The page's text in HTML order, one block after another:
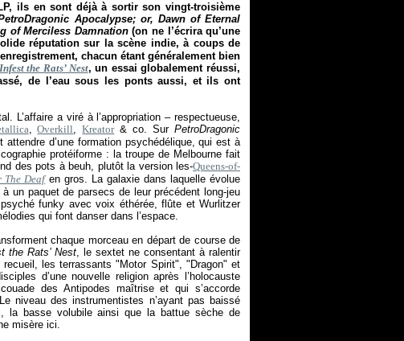
ils en sont déjà à sortir son vingt-troisième
Apocalypse; or, Dawn of Eternal
of Merciless Damnation(on ne l’écrira qu’une
réputation sur la scène indie, à coups de
chacun étant généralement bien
Infest the Rats’ Nest, un essai globalement réussi,
de l’eau sous les ponts aussi, et ils ont
L’affaire a viré à l’appropriation – respectueuse,
,Overkill,Kreator& co. SurPetroDragonic
d’une formation psychédélique, qui est à
protéiforme : la troupe de Melbourne fait
des pots à beuh, plutôt la version les-Queens-of-
The Deafen gros. La galaxie dans laquelle évolue
un paquet de parsecs de leur précédent long-jeu
funky avec voix éthérée, flûte et Wurlitzer
qui font danser dans l’espace.
chaque morceau en départ de course de
the Rats’ Nest, le sextet ne consentant à ralentir
les terrassants "Motor Spirit", "Dragon" et
d’une nouvelle religion après l’holocauste
des Antipodes maîtrise et qui s’accorde
niveau des instrumentistes n’ayant pas baissé
la basse volubile ainsi que la battue sèche de
misère ici.